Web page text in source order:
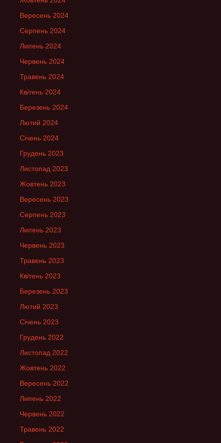
Вересень 2024
Серпень 2024
Липень 2024
Червень 2024
Травень 2024
Квітень 2024
Березень 2024
Лютий 2024
Січень 2024
Грудень 2023
Листопад 2023
Жовтень 2023
Вересень 2023
Серпень 2023
Липень 2023
Червень 2023
Травень 2023
Квітень 2023
Березень 2023
Лютий 2023
Січень 2023
Грудень 2022
Листопад 2022
Жовтень 2022
Вересень 2022
Липень 2022
Червень 2022
Травень 2022